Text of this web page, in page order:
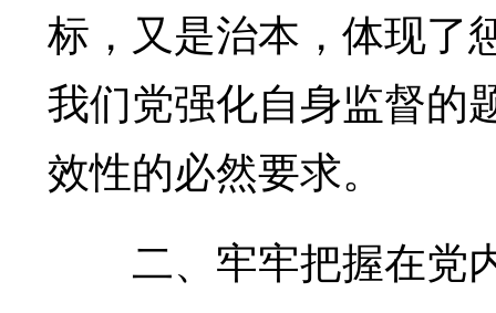
标，又是治本，体现了
我们党强化自身监督的
效性的必然要求。
二、牢牢把握在党